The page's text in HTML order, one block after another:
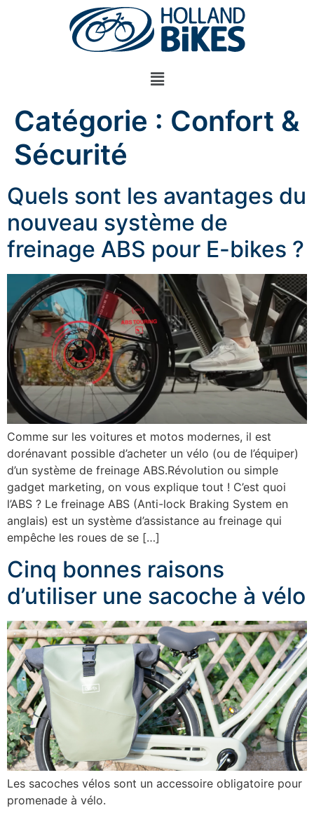
Catégorie : Confort &
Sécurité
Quels sont les avantages du
nouveau système de
freinage ABS pour E-bikes ?
Comme sur les voitures et motos modernes, il est
dorénavant possible d’acheter un vélo (ou de l’équiper)
d’un système de freinage ABS.Révolution ou simple
gadget marketing, on vous explique tout ! C’est quoi
l’ABS ? Le freinage ABS (Anti-lock Braking System en
anglais) est un système d’assistance au freinage qui
empêche les roues de se […]
Cinq bonnes raisons
d’utiliser une sacoche à vélo
Les sacoches vélos sont un accessoire obligatoire pour
promenade à vélo.